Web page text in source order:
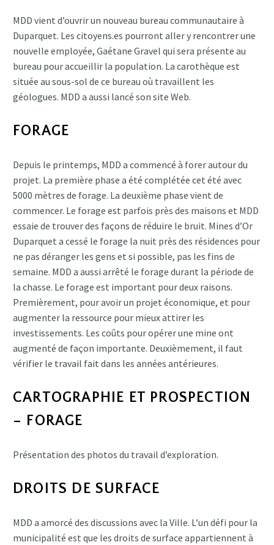
MDD vient d’ouvrir un nouveau bureau communautaire à
Duparquet. Les citoyens.es pourront aller y rencontrer une
nouvelle employée, Gaétane Gravel qui sera présente au
bureau pour accueillir la population. La carothèque est
située au sous-sol de ce bureau où travaillent les
géologues. MDD a aussi lancé son site Web.
FORAGE
Depuis le printemps, MDD a commencé à forer autour du
projet. La première phase a été complétée cet été avec
5000 mètres de forage. La deuxième phase vient de
commencer. Le forage est parfois près des maisons et MDD
essaie de trouver des façons de réduire le bruit. Mines d’Or
Duparquet a cessé le forage la nuit près des résidences pour
ne pas déranger les gens et si possible, pas les fins de
semaine. MDD a aussi arrêté le forage durant la période de
la chasse. Le forage est important pour deux raisons.
Premièrement, pour avoir un projet économique, et pour
augmenter la ressource pour mieux attirer les
investissements. Les coûts pour opérer une mine ont
augmenté de façon importante. Deuxièmement, il faut
vérifier le travail fait dans les années antérieures.
CARTOGRAPHIE ET PROSPECTION
– FORAGE
Présentation des photos du travail d’exploration.
DROITS DE SURFACE
MDD a amorcé des discussions avec la Ville. L’un défi pour la
municipalité est que les droits de surface appartiennent à